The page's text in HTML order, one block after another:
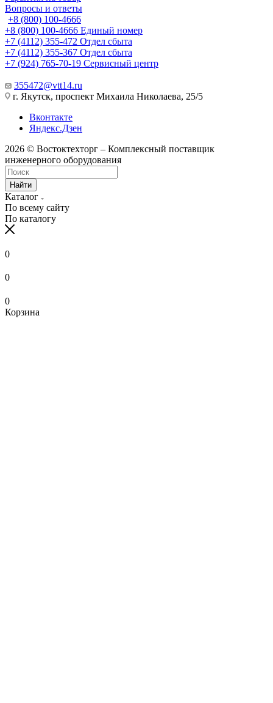
Вопросы и ответы
+8 (800) 100-4666
+8 (800) 100-4666 Единый номер
+7 (4112) 355-472 Отдел сбыта
+7 (4112) 355-367 Отдел сбыта
+7 (924) 765-70-19 Сервисный центр
355472@vtt14.ru
г. Якутск, проспект Михаила Николаева, 25/5
Вконтакте
Яндекс.Дзен
2026 © Востоктехторг – Комплексный поставщик
инженерного оборудования
Найти
Каталог
По всему сайту
По каталогу
0
0
0
Корзина